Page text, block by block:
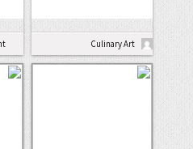
Culinary Art